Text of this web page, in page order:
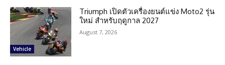
Vehicle
Triumph เปิดตัวเครื่องยนต์แข่ง Moto2 รุ่น
ใหม่ สำหรับฤดูกาล 2027
August 7, 2026